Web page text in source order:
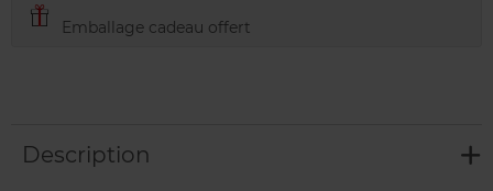
Emballage cadeau offert
Description